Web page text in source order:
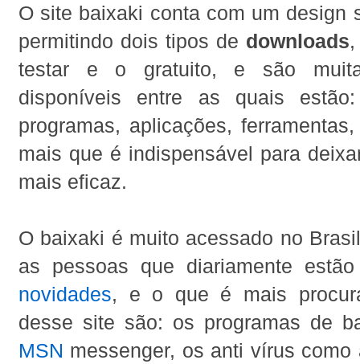
O site baixaki conta com um design
permitindo dois tipos de downloads
testar e o gratuito, e são
disponíveis entre as quais
programas, aplicações,
mais que é indispensável para
mais eficaz.
O baixaki é muito acessado no
as pessoas que diariamente
novidades, e o que é mais
desse site são: os programas de
MSN messenger, os anti vírus como